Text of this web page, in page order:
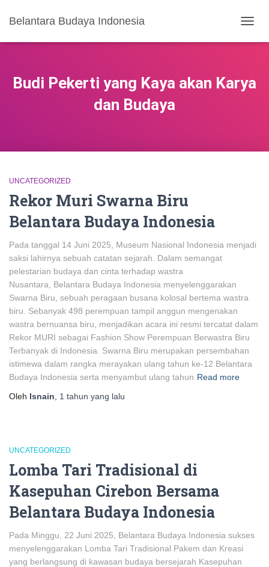
Belantara Budaya Indonesia
Budi Pekerti yang Kaya akan Karya
dan Budaya
UNCATEGORIZED
Rekor Muri Swarna Biru
Belantara Budaya Indonesia
Pada tanggal 14 Juni 2025, Museum Nasional Indonesia menjadi
saksi lahirnya sebuah catatan sejarah. Dalam semangat
pelestarian budaya dan cinta terhadap wastra
Nusantara, Belantara Budaya Indonesia menyelenggarakan
Swarna Biru, sebuah peragaan busana kolosal bertema wastra
biru. Sebanyak 498 perempuan tampil anggun mengenakan
wastra bernuansa biru, menjadikan acara ini resmi tercatat dalam
Rekor MURI sebagai Fashion Show Perempuan Berwastra Biru
Terbanyak di Indonesia. Swarna Biru merupakan persembahan
istimewa dalam rangka merayakan ulang tahun ke-12 Belantara
Budaya Indonesia serta menyambut ulang tahun Read more
Oleh Isnain 1 tahun yang lalu
UNCATEGORIZED
Lomba Tari Tradisional di
Kasepuhan Cirebon Bersama
Belantara Budaya Indonesia
Pada Minggu, 22 Juni 2025, Belantara Budaya Indonesia sukses
menyelenggarakan Lomba Tari Tradisional Pakem dan Kreasi
yang berlangsung di kawasan budaya bersejarah Kasepuhan